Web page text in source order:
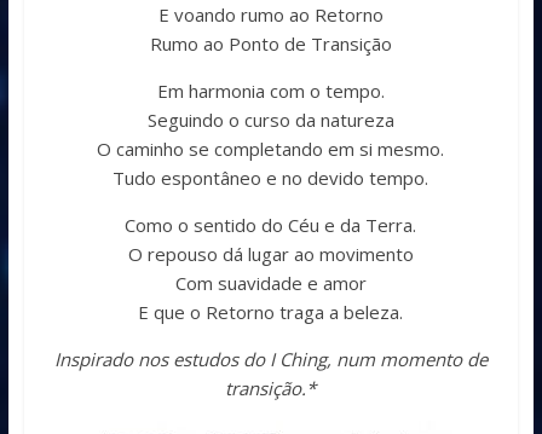
E voando rumo ao Retorno
Rumo ao Ponto de Transição
Em harmonia com o tempo.
Seguindo o curso da natureza
O caminho se completando em si mesmo.
Tudo espontâneo e no devido tempo.
Como o sentido do Céu e da Terra.
O repouso dá lugar ao movimento
Com suavidade e amor
E que o Retorno traga a beleza.
Inspirado nos estudos do I Ching, num momento de
transição.*